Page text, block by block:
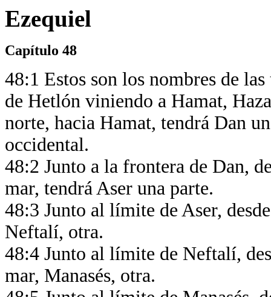
Ezequiel
Capítulo 48
48:1 Estos son los nombres de
de Hetlón viniendo a Hamat,
norte, hacia Hamat, tendrá Dan
occidental.
48:2 Junto a la frontera de Dan,
mar, tendrá Aser una parte.
48:3 Junto al límite de Aser,
Neftalí, otra.
48:4 Junto al límite de Neftalí,
mar, Manasés, otra.